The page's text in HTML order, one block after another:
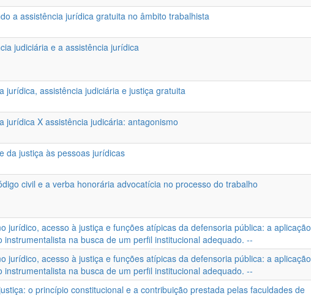
a assistência jurídica gratuita no âmbito trabalhista
judiciária e a assistência jurídica
jurídica, assistência judiciária e justiça gratuita
jurídica X assistência judicária: antagonismo
da justiça às pessoas jurídicas
civil e a verba honorária advocatícia no processo do trabalho
jurídico, acesso à justiça e funções atípicas da defensoria pública: a aplicação
instrumentalista na busca de um perfil institucional adequado. --
jurídico, acesso à justiça e funções atípicas da defensoria pública: a aplicação
instrumentalista na busca de um perfil institucional adequado. --
o princípio constitucional e a contribuição prestada pelas faculdades de